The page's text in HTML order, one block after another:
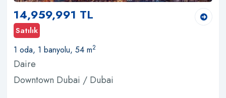
14,959,991 TL
Satılık
1 oda, 1 banyolu, 54 m2
Daire
Downtown Dubai / Dubai